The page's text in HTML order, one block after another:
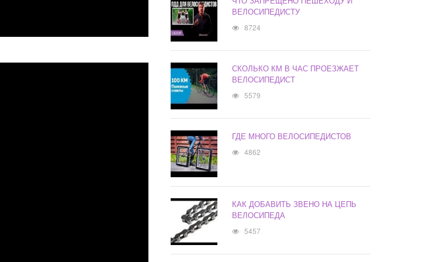
ВЕЛОСИПЕДИСТУ
8724
СКОЛЬКО КМ В ЧАС ПРОЕЗЖАЕТ
ВЕЛОСИПЕДИСТ
5579
ГДЕ МНОГО ВЕЛОСИПЕДИСТОВ
4862
КАК ДОБАВИТЬ ЗВЕНО НА ЦЕПЬ
ВЕЛОСИПЕДА
5457